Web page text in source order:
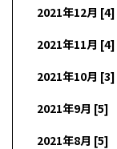
2021年12月 [4]
2021年11月 [4]
2021年10月 [3]
2021年9月 [5]
2021年8月 [5]